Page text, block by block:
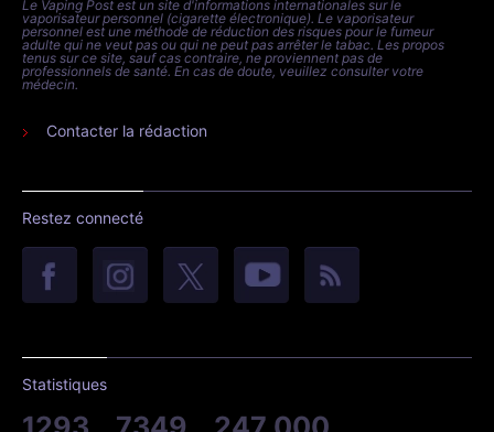
Le Vaping Post est un site d'informations internationales sur le
vaporisateur personnel (cigarette électronique). Le vaporisateur
personnel est une méthode de réduction des risques pour le fumeur
adulte qui ne veut pas ou qui ne peut pas arrêter le tabac. Les propos
tenus sur ce site, sauf cas contraire, ne proviennent pas de
professionnels de santé. En cas de doute, veuillez consulter votre
médecin.
Contacter la rédaction
Restez connecté
Statistiques